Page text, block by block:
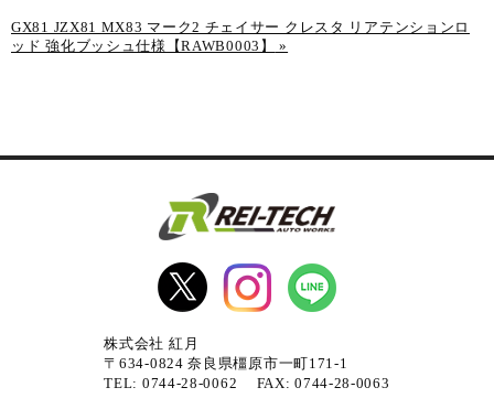
GX81 JZX81 MX83 マーク2 チェイサー クレスタ リアテンションロ
ッド 強化ブッシュ仕様【RAWB0003】
»
株式会社 紅月
〒634-0824 奈良県橿原市一町171-1
TEL: 0744-28-0062 FAX: 0744-28-0063